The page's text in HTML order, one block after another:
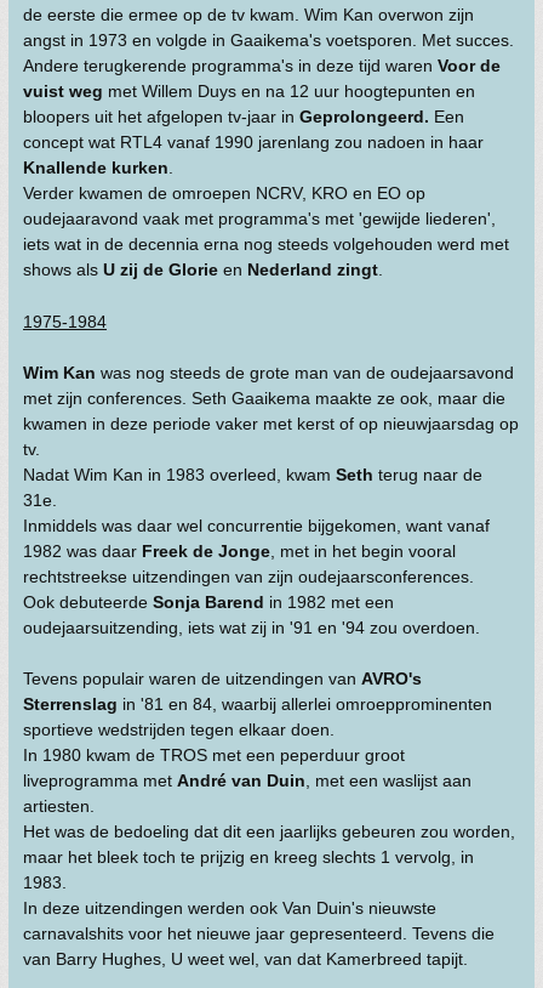
de eerste die ermee op de tv kwam. Wim Kan overwon zijn
angst in 1973 en volgde in Gaaikema's voetsporen. Met succes.
Andere terugkerende programma's in deze tijd waren Voor de
vuist weg met Willem Duys en na 12 uur hoogtepunten en
bloopers uit het afgelopen tv-jaar in Geprolongeerd. Een
concept wat RTL4 vanaf 1990 jarenlang zou nadoen in haar
Knallende kurken
Verder kwamen de omroepen NCRV, KRO en EO op
oudejaaravond vaak met programma's met 'gewijde liederen',
iets wat in de decennia erna nog steeds volgehouden werd met
shows als U zij de Glorie en Nederland zingt
1975-1984
Wim Kan was nog steeds de grote man van de oudejaarsavond
met zijn conferences. Seth Gaaikema maakte ze ook, maar die
kwamen in deze periode vaker met kerst of op nieuwjaarsdag op
tv.
Nadat Wim Kan in 1983 overleed, kwam Seth terug naar de
31e.
Inmiddels was daar wel concurrentie bijgekomen, want vanaf
1982 was daar Freek de Jonge , met in het begin vooral
rechtstreekse uitzendingen van zijn oudejaarsconferences.
Ook debuteerde Sonja Barend in 1982 met een
oudejaarsuitzending, iets wat zij in '91 en '94 zou overdoen.
Tevens populair waren de uitzendingen van AVRO's
Sterrenslag in '81 en 84, waarbij allerlei omroepprominenten
sportieve wedstrijden tegen elkaar doen.
In 1980 kwam de TROS met een peperduur groot
liveprogramma met André van Duin , met een waslijst aan
artiesten.
Het was de bedoeling dat dit een jaarlijks gebeuren zou worden,
maar het bleek toch te prijzig en kreeg slechts 1 vervolg, in
1983.
In deze uitzendingen werden ook Van Duin's nieuwste
carnavalshits voor het nieuwe jaar gepresenteerd. Tevens die
van Barry Hughes, U weet wel, van dat Kamerbreed tapijt.